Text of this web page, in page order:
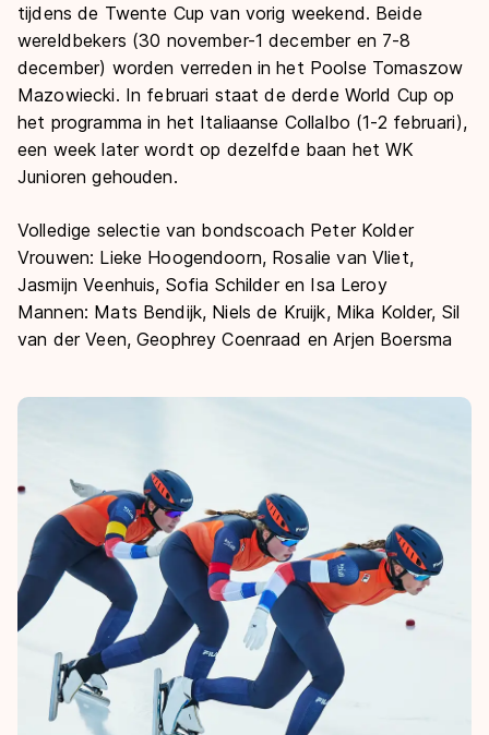
tijdens de Twente Cup van vorig weekend. Beide
wereldbekers (30 november-1 december en 7-8
december) worden verreden in het Poolse Tomaszow
Mazowiecki. In februari staat de derde World Cup op
het programma in het Italiaanse Collalbo (1-2 februari),
een week later wordt op dezelfde baan het WK
Junioren gehouden.
Volledige selectie van bondscoach Peter Kolder
Vrouwen: Lieke Hoogendoorn, Rosalie van Vliet,
Jasmijn Veenhuis, Sofia Schilder en Isa Leroy
Mannen: Mats Bendijk, Niels de Kruijk, Mika Kolder, Sil
van der Veen, Geophrey Coenraad en Arjen Boersma